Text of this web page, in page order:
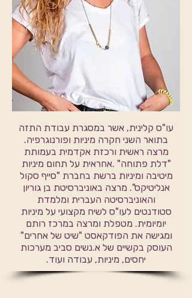
עו"ס קלינית, אשר במסגרת עבודת התזה
בתואר השני חקרה מיניות ופורנוגרפיה.
מרצה ראשית ורכזת אקדמית בעמותת
"דלת פתוחה" .אחראית על תחום מיניות
מיטיבה ומיניות ברשת בחברת "סייף סקול
אנליטיקס". מרצה באוניברסיטת בן גוריון
והאוניברסיטה העברית ומלמדת
סטודנטים לעו"ס לשיח מקצועי על מיניות
יומיומית. מטפלת ומרצה במרכז רותם
ומגישה את הפודקאסט "שיט של אחרים"
העוסק בקשיים של א.נשים סביב מערכות
יחסים, מיניות, עבודה ועוד.